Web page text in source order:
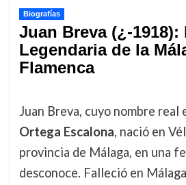
Biografías
Juan Breva (¿-1918):
Legendaria de la
Flamenca
Juan Breva, cuyo nombre real
Ortega Escalona, nació en
provincia de Málaga, en una
desconoce. Falleció en